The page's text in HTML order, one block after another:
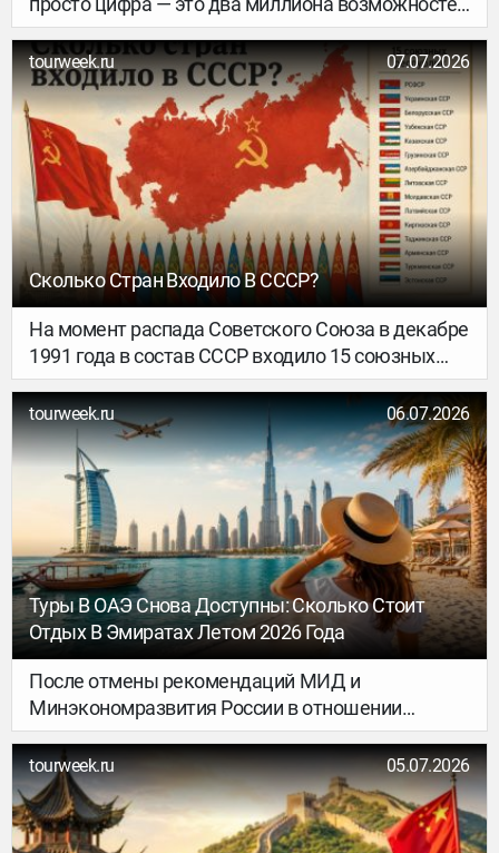
провести выходные так, как вы хотите. Где-то
вас ждёт французское шале с антикварной
мебелью и собственным пирсом, где-то —
плавучая баня посреди Байкала, а где-то —
коттедж-барнхаус с купелью на террасе и хаски
во дворе.
tourweek.ru 07.07.2026
Сколько Стран Входило В СССР?
На момент распада Советского Союза в декабре
1991 года в состав СССР входило 15 союзных
республик. Именно они впоследствии стали
современными независимыми государствами:
Россия, Украина, Беларусь, Казахстан,
Узбекистан, Грузия, Армения, Азербайджан,
Молдова, Литва, Латвия, Эстония, Кыргызстан,
Таджикистан и Туркменистан.
tourweek.ru 06.07.2026
Туры В ОАЭ Снова Доступны: Сколько Стоит
Отдых В Эмиратах Летом 2026 Года
После отмены рекомендаций МИД и
Минэкономразвития России в отношении
поездок в Объединённые Арабские Эмираты
туроператоры вновь начали активно продавать
туры по этому направлению.
tourweek.ru 05.07.2026